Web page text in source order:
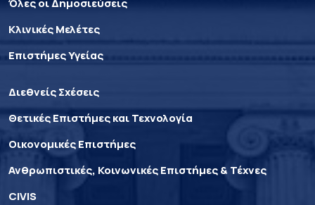
Όλες οι Δημοσιεύσεις
Κλινικές Μελέτες
Επιστήμες Υγείας
Διεθνείς Σχέσεις
Θετικές Επιστήμες και Τεχνολογία
Οικονομικές Επιστήμες
Ανθρωπιστικές, Κοινωνικές Επιστήμες & Τέχνες
CIVIS